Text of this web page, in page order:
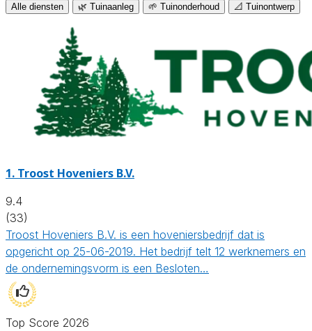
Alle diensten 🌿 Tuinaanleg 🌱 Tuinonderhoud 📐 Tuinontwerp
1. Troost Hoveniers B.V.
9.4
(33)
Troost Hoveniers B.V. is een hoveniersbedrijf dat is
opgericht op 25-06-2019. Het bedrijf telt 12 werknemers en
de ondernemingsvorm is een Besloten…
Top Score 2026